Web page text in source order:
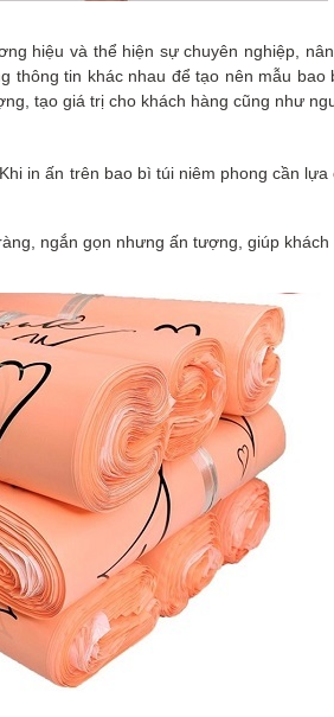
hiệu và thể hiện sự chuyên nghiệp,
tin khác nhau để tạo nên mẫu
tạo giá trị cho khách hàng cũng như
in ấn trên bao bì túi niêm phong cần
ngắn gọn nhưng ấn tượng, giúp